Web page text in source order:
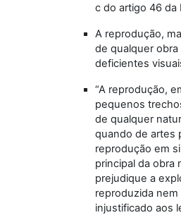
c do artigo 46 da
A reprodução,
de qualquer
deficientes
“A reprodução,
pequenos
de qualquer
quando de artes
reprodução em
principal da obra
prejudique a
reproduzida
injustificado aos